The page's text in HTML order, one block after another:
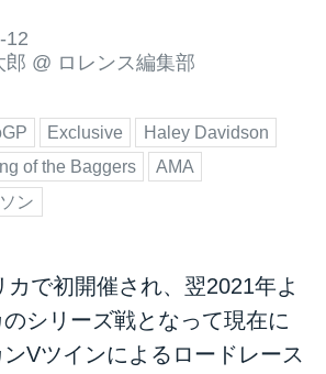
12
郎 @ ロレンス編集部
Exclusive
Haley Davidson
of the Baggers
AMA
ン
カで初開催され、翌2021年よ
シリーズ戦となって現在に
Vツインによるロードレース